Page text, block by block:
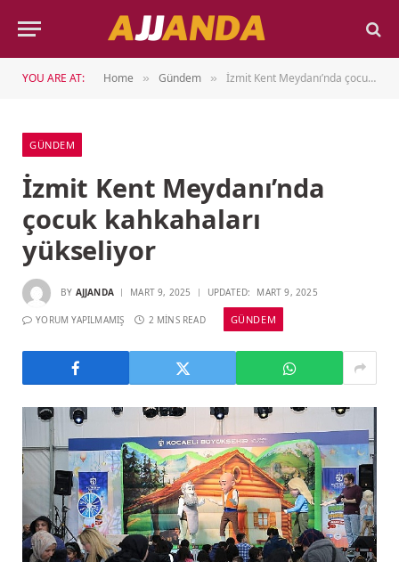
YOU ARE AT: Home » Gündem » İzmit Kent Meydanı’nda çocuk kahkahaları yükseliyor
GÜNDEM
İzmit Kent Meydanı’nda
çocuk kahkahaları
yükseliyor
BY AJJANDA MART 9, 2025 UPDATED: MART 9, 2025
YORUM YAPILMAMIŞ 2 MINS READ GÜNDEM